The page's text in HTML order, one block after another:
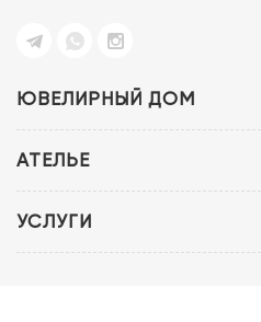
ЮВЕЛИРНЫЙ ДОМ
АТЕЛЬЕ
УСЛУГИ